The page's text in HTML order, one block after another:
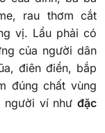
rau thơm cắt
vị. Lẩu phải có
của người dân
điên điển, bắp
đúng chất vùng
người ví như đặc